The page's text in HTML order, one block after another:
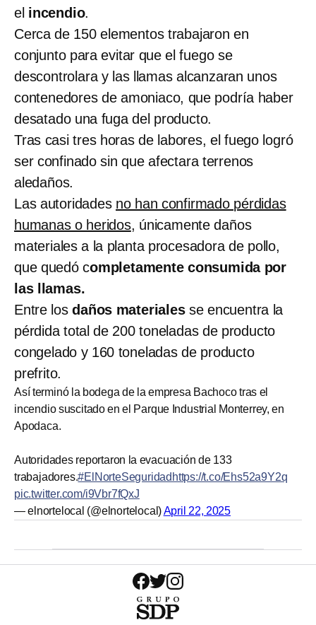
el incendio.
Cerca de 150 elementos trabajaron en
conjunto para evitar que el fuego se
descontrolara y las llamas alcanzaran unos
contenedores de amoniaco, que podría haber
desatado una fuga del producto.
Tras casi tres horas de labores, el fuego logró
ser confinado sin que afectara terrenos
aledaños.
Las autoridades no han confirmado pérdidas
humanas o heridos, únicamente daños
materiales a la planta procesadora de pollo,
que quedó completamente consumida por
las llamas.
Entre losdaños materialesse encuentra la
pérdida total de 200 toneladas de producto
congelado y 160 toneladas de producto
prefrito.
Así terminó la bodega de la empresa Bachoco tras el
incendio suscitado en el Parque Industrial Monterrey, en
Apodaca.
Autoridades reportaron la evacuación de 133
trabajadores.#ElNorteSeguridad https://t.co/Ehs52a9Y2q
pic.twitter.com/i9Vbr7fQxJ
— elnortelocal (@elnortelocal)April 22, 2025